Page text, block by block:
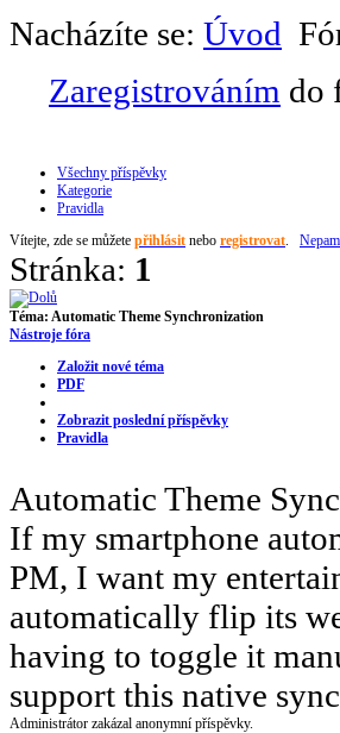
Nacházíte se: Úvod
Zaregistrováním do
Všechny příspěvky
Kategorie
Pravidla
Vítejte, zde se můžete přihlásit nebo registrovat.
Stránka: 1
Téma: Automatic Theme Synchronization
Nástroje fóra
Založit nové téma
PDF
Zobrazit poslední příspěvky
Pravidla
Automatic Theme
If my smartphone
PM, I want my
automatically flip its
having to toggle it
support this native
Administrátor zakázal anonymní příspěvky.